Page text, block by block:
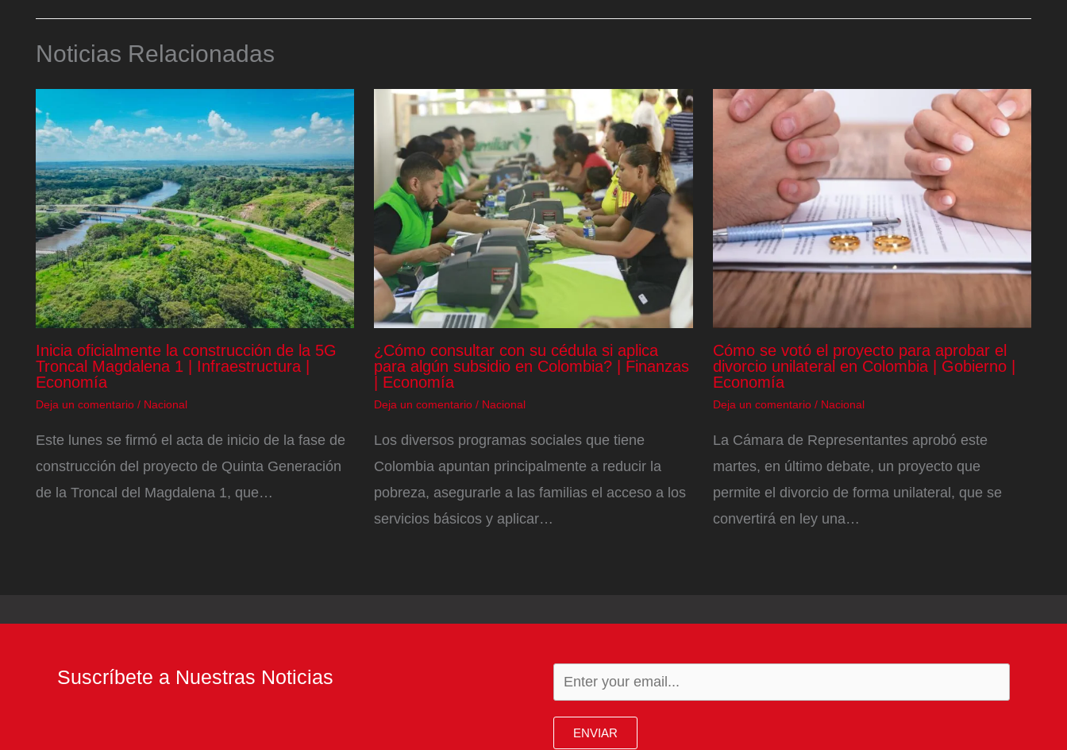
Noticias Relacionadas
Inicia oficialmente la construcción de la 5G
Troncal Magdalena 1 | Infraestructura |
Economía
Deja un comentario / Nacional
Este lunes se firmó el acta de inicio de la fase de
construcción del proyecto de Quinta Generación
de la Troncal del Magdalena 1, que…
¿Cómo consultar con su cédula si aplica
para algún subsidio en Colombia? | Finanzas
| Economía
Deja un comentario / Nacional
Los diversos programas sociales que tiene
Colombia apuntan principalmente a reducir la
pobreza, asegurarle a las familias el acceso a los
servicios básicos y aplicar…
Cómo se votó el proyecto para aprobar el
divorcio unilateral en Colombia | Gobierno |
Economía
Deja un comentario / Nacional
La Cámara de Representantes aprobó este
martes, en último debate, un proyecto que
permite el divorcio de forma unilateral, que se
convertirá en ley una…
Suscríbete a Nuestras Noticias
ENVIAR